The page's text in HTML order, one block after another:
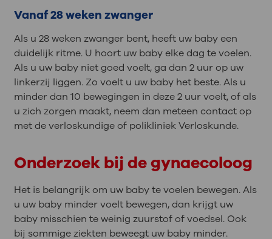
Vanaf 28 weken zwanger
Als u 28 weken zwanger bent, heeft uw baby een
duidelijk ritme. U hoort uw baby elke dag te voelen.
Als u uw baby niet goed voelt, ga dan 2 uur op uw
linkerzij liggen. Zo voelt u uw baby het beste. Als u
minder dan 10 bewegingen in deze 2 uur voelt, of als
u zich zorgen maakt, neem dan meteen contact op
met de verloskundige of polikliniek Verloskunde.
Onderzoek bij de gynaecoloog
Het is belangrijk om uw baby te voelen bewegen. Als
u uw baby minder voelt bewegen, dan krijgt uw
baby misschien te weinig zuurstof of voedsel. Ook
bij sommige ziekten beweegt uw baby minder.